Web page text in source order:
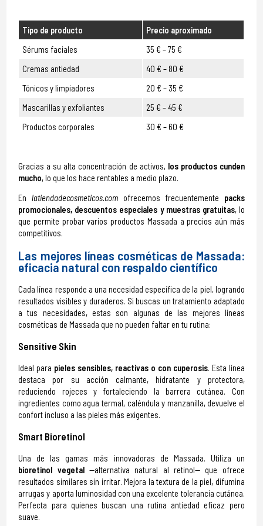
Tipo de producto
Precio aproximado
Sérums faciales
35 € – 75 €
Cremas antiedad
40 € – 80 €
Tónicos y limpiadores
20 € – 35 €
Mascarillas y exfoliantes
25 € – 45 €
Productos corporales
30 € – 60 €
Gracias a su alta concentración de activos, los productos cunden
mucho, lo que los hace rentables a medio plazo.
En latiendadecosmeticos.comofrecemos frecuentemente packs
promocionales, descuentos especiales y muestras gratuitas, lo
que permite probar varios productos Massada a precios aún más
competitivos.
Las mejores líneas cosméticas de Massada:
eficacia natural con respaldo científico
Cada línea responde a una necesidad específica de la piel, logrando
resultados visibles y duraderos. Si buscas un tratamiento adaptado
a tus necesidades, estas son algunas de las mejores líneas
cosméticas de Massada que no pueden faltar en tu rutina:
Sensitive Skin
Ideal para pieles sensibles, reactivas o con cuperosis. Esta línea
destaca por su acción calmante, hidratante y protectora,
reduciendo rojeces y fortaleciendo la barrera cutánea. Con
ingredientes como agua termal, caléndula y manzanilla, devuelve el
confort incluso a las pieles más exigentes.
Smart Bioretinol
Una de las gamas más innovadoras de Massada. Utiliza un
bioretinol vegetal—alternativa natural al retinol— que ofrece
resultados similares sin irritar. Mejora la textura de la piel, difumina
arrugas y aporta luminosidad con una excelente tolerancia cutánea.
Perfecta para quienes buscan una rutina antiedad eficaz pero
suave.